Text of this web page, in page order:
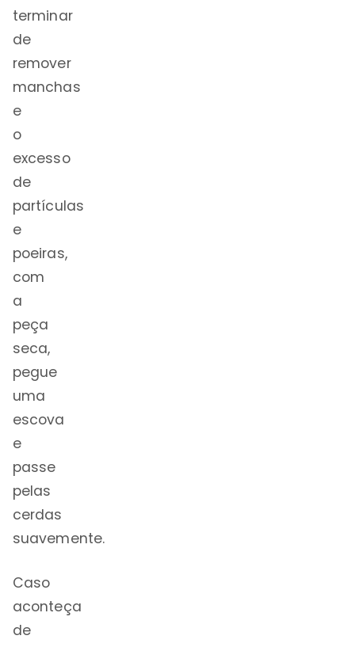
terminar
de
remover
manchas
e
o
excesso
de
partículas
e
poeiras,
com
a
peça
seca,
pegue
uma
escova
e
passe
pelas
cerdas
suavemente.
Caso
aconteça
de